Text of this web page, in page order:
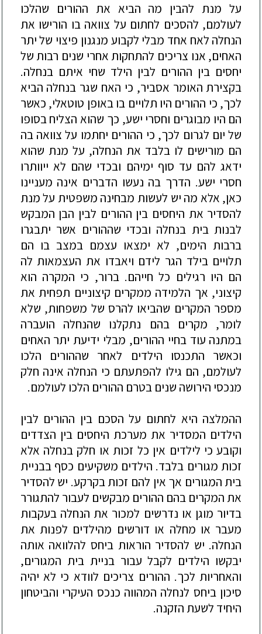
על מנת להבין מה הביא את ההורים שהלכו
לעולמם, להסכים לחתום על צוואה בו הורישו את
הנחלה לאח אחד מבלי לקבוע מנגנון פיצוי של יתר
האחים, אנו צריכים להתחקות אחרי שנים רבות של
יחסים בין ההורים לבין הילד שחי איתם בנחלה.
בקצירת האומר אסביר, כי האח שגר בנחלה הביא
לכך, כי ההורים היו תלויים בו באופן טוטאלי, כאשר
הם היו מבוגרים וחסרי ישע, כך שהוא הצליח בסופו
של יום לגרום לכך, כי ההורים יחתמו על צוואה בה
הם מורישים לו בלבד את הנחלה, על מנת שהוא
ידאג להם עד סוף ימיהם ובכדי שהם לא ייוותרו
חסרי ישע. הדרך בה נעשו הדברים אינה מעניינו
כאן, אלא מה יש לעשות מבחינה משפטית על מנת
להסדיר את היחסים בין ההורים לבין הבן המבקש
לבנות בית בנחלה ובכדי שההורים אשר יתבגרו
ברבות הימים, לא ימצאו עצמם במצב בו הם
תלויים בילד הגר לידם ויאבדו את העצמאות לה
הם היו רגילים כל חייהם. ברור, כי המקרה הוא
קיצוני, אך הלמידה ממקרים קיצוניים תפחית את
מספר המקרים שהביאו להרס של משפחות, שלא
לומר, מקרים בהם נתקלנו שהנחלה הועברה
במתנה עוד בחיי ההורים, מבלי ידיעת יתר האחים
וכאשר התכנסו הילדים לאחר שההורים הלכו
לעולמם, הם גילו להפתעתם כי הנחלה אינה חלק
מנכסי הירושה שנים בטרם ההורים הלכו לעולמם.
ההמלצה היא לחתום על הסכם בין ההורים לבין
הילדים המסדיר את מערכת היחסים בין הצדדים
וקובע כי לילדים אין כל זכות או חלק בנחלה אלא
זכות מגורים בלבד. הילדים משקיעים כסף בבניית
בית המגורים אך אין להם זכות בקרקע. יש להסדיר
את המקרים בהם ההורים מבקשים לעבור להתגורר
בדיור מוגן או נדרשים למכור את הנחלה בעקבות
מעבר או מחלה או דורשים מהילדים לפנות את
הנחלה. יש להסדיר הוראות ביחס להלוואה אותה
יבקשו הילדים לקבל עבור בניית בית המגורים,
והאחריות לכך. ההורים צריכים לוודא כי לא יהיה
סיכון ביחס לנחלה המהווה כנכס העיקרי והביטחון
היחיד לשעת הזקנה.